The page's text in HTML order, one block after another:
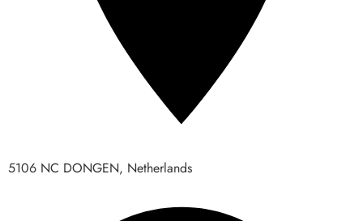
5106 NC DONGEN, Netherlands